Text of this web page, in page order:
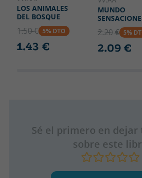
LOS ANIMALES
DEL BOSQUE
1.50 € 5% DTO
1.43 €
MUNDO
2.20 € 5%
2.09 €
Sé el primero en
sobre este